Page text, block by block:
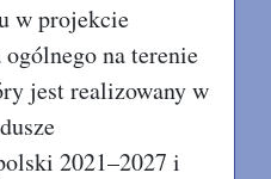
w projekcie
ogólnego na terenie
jest realizowany w
2021–2027 i